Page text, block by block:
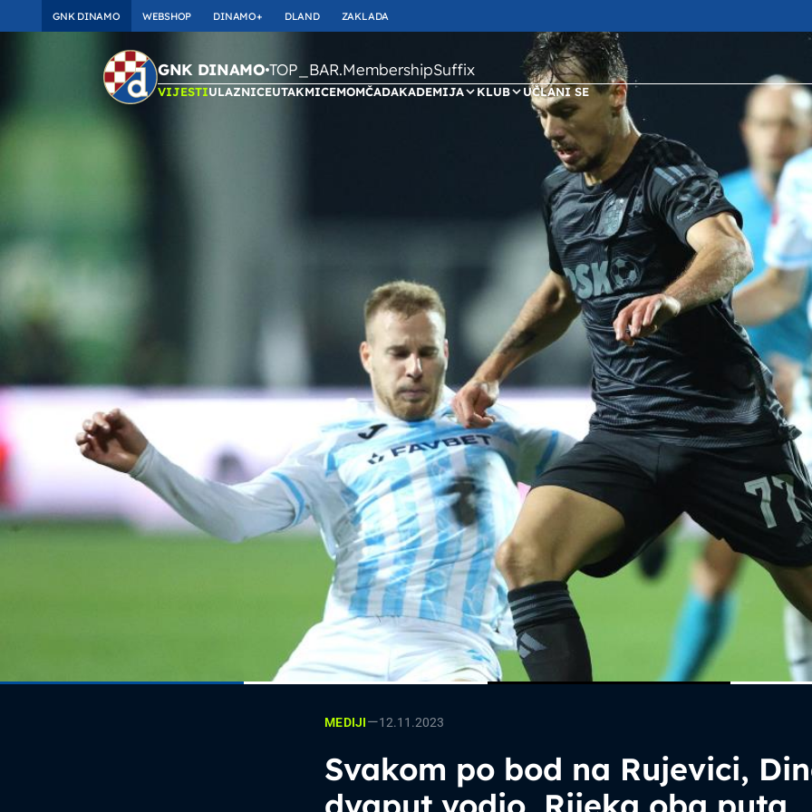
GNK DINAMO WEBSHOP DINAMO+ DLAND ZAKLADA
GNK DINAMO TOP_BAR.MembershipSuffix
VIJESTIULAZNICEUTAKMICEMOMČADAKADEMIJA KLUB UČLANI SE
MEDIJI—12.11.2023
Svakom po bod na Rujevici,